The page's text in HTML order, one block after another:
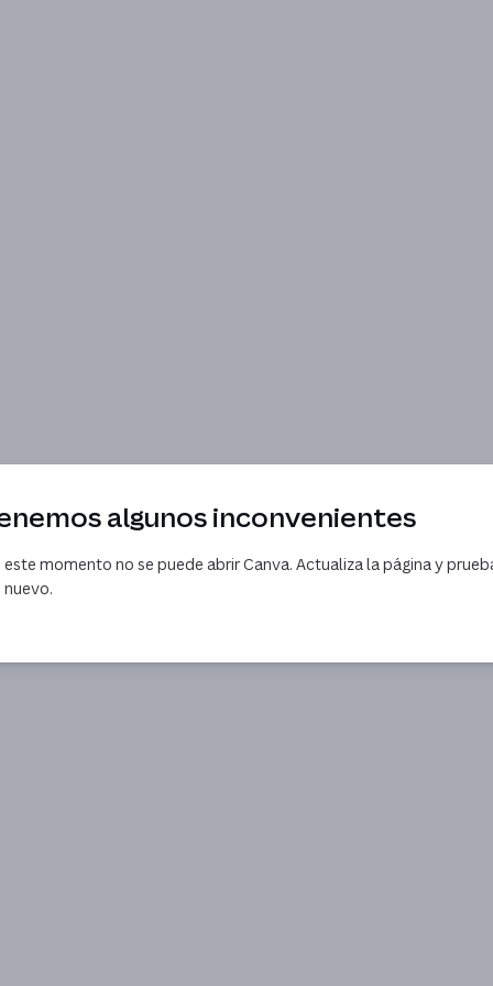
algunos inconvenientes
este momento no se puede abrir Canva. Actualiza la página y
nuevo.